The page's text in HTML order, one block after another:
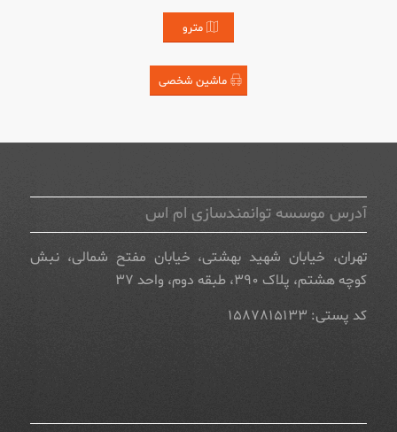
مترو
ماشین شخصی
آدرس موسسه توانمندسازی ام اس
تهران، خیابان شهید بهشتی، خیابان مفتح شمالی، نبش
کوچه هشتم، پلاک ۳۹۰، طبقه دوم، واحد ۳۷
کد پستی: ۱۵۸۷۸۱۵۱۳۳